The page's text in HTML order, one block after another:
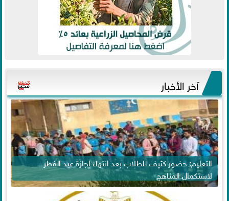
آخر الأخبار
التعليم: حضور كثيف للطلاب بعد انتهاء إجازة عيد الفطر
لاستكمال المناهج